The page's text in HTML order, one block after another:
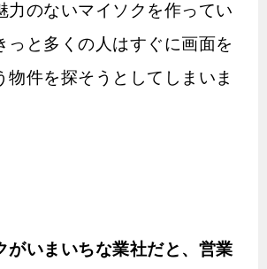
力のないマイソクを作ってい
っと多くの人はすぐに画面を
物件を探そうとしてしまいま
がいまいちな業社だと、営業